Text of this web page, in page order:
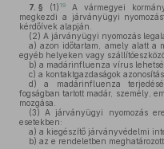
7. § (1) 19
A vármegyei
megkezdi a járványügyi
kérdőívek alapján.
(2) A járványügyi nyomozás
a) azon időtartam, amely alatt a
egyéb helyeken vagy
b) a madárinfluenza vírus
c) a kontaktgazdaságok
d) a madárinfluenza
fogságban tartott madár, személy,
mozgása.
(3) A járványügyi nyomozás
esetekben:
a) a kiegészítő járványvédelmi
b) az e rendeletben